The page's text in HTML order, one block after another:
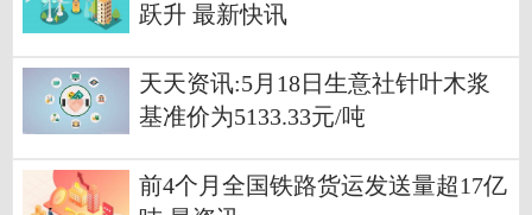
跃升 最新快讯
天天资讯:5月18日生意社针叶木浆
基准价为5133.33元/吨
前4个月全国铁路货运发送量超17亿